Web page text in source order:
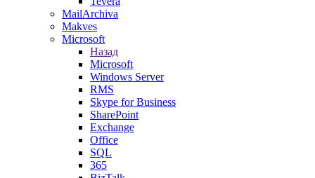
MailArchiva
Makves
Microsoft
Назад
Microsoft
Windows Server
RMS
Skype for Business
SharePoint
Exchange
Office
SQL
365